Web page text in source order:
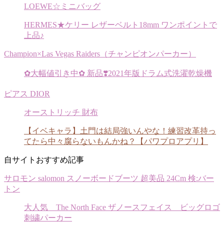
LOEWE☆ミニバッグ
HERMES★ケリー レザーベルト18mm ワンポイントで
上品♪
Champion×Las Vegas Raiders（チャンピオンパーカー）
✿大幅値引き中✿ 新品❣️2021年版ドラム式洗濯乾燥機
ピアス DIOR
オーストリッチ 財布
【イベキャラ】土門は結局強いんやな！練習改革持っ
てたら中々腐らないもんかね？【パワプロアプリ】
自サイトおすすめ記事
サロモン salomon スノーボードブーツ 超美品 24Cm 検:バー
トン
大人気 The North Face ザノースフェイス ビッグロゴ
刺繍パーカー